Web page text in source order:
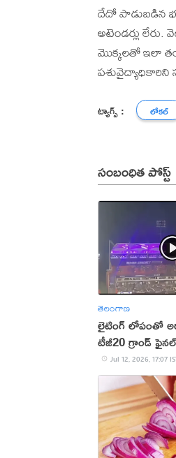
దేదో పాడుబడిన
అటెండర్లు
మొక్కలతో ఇలా
పశువైద్యాధికారిని
ట్యాగ్స్ : లోకల్
సంబంధిత పోస్ట్
తెలంగాణ
లైటింగ్ లోపంతో
టీజీ20 గ్రాండ్
Jul 12, 2026, 17:07